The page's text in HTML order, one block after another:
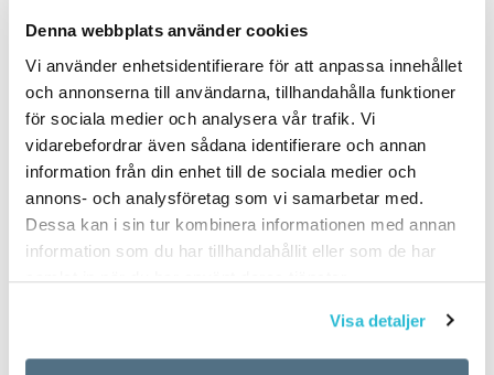
Denna webbplats använder cookies
Vi använder enhetsidentifierare för att anpassa innehållet
och annonserna till användarna, tillhandahålla funktioner
för sociala medier och analysera vår trafik. Vi
vidarebefordrar även sådana identifierare och annan
information från din enhet till de sociala medier och
annons- och analysföretag som vi samarbetar med.
Dessa kan i sin tur kombinera informationen med annan
information som du har tillhandahållit eller som de har
samlat in när du har använt deras tjänster.
Visa detaljer